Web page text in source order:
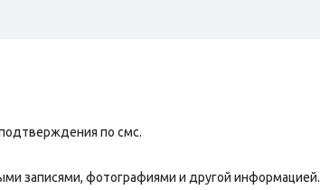
по смс.
записями, фотографиями и другой информацией.